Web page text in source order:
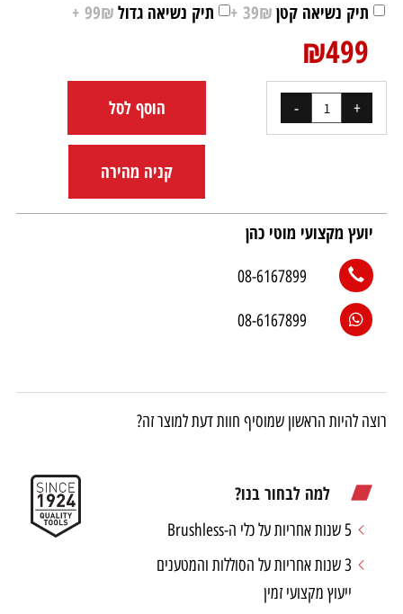
תיק נשיאה קטן39₪ + תיק נשיאה גדול99₪ +
₪499
הוסף לסל
קניה מהירה
יועץ מקצועי מוטי כהן
08-6167899
08-6167899
רוצה להיות הראשון שמוסיף חוות דעת למוצר זה?
למה לבחור בנו?
5 שנות אחריות על כלי ה-Brushless
3 שנות אחריות על הסוללות והמטענים
ייעוץ מקצועי זמין